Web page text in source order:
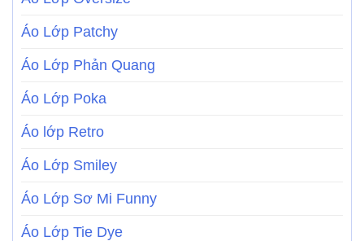
Áo Lớp Patchy
Áo Lớp Phản Quang
Áo Lớp Poka
Áo lớp Retro
Áo Lớp Smiley
Áo Lớp Sơ Mi Funny
Áo Lớp Tie Dye